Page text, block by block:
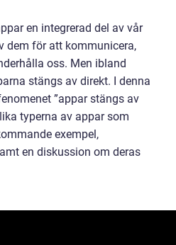
en integrerad del av vår
dem för att kommunicera,
oss. Men ibland
stängs av direkt. I denna
”appar stängs av
typerna av appar som
exempel,
en diskussion om deras